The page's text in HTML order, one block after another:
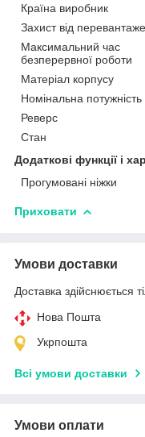
Країна виробник
Захист від
Максимальний час
безперервної роботи
Матеріал корпусу
Номінальна потужність
Реверс
Стан
Додаткові функції і
Прогумовані ніжки
Приховати
Умови доставки
Доставка здійснюється
Нова Пошта
Укрпошта
Всі умови доставки
Умови оплати